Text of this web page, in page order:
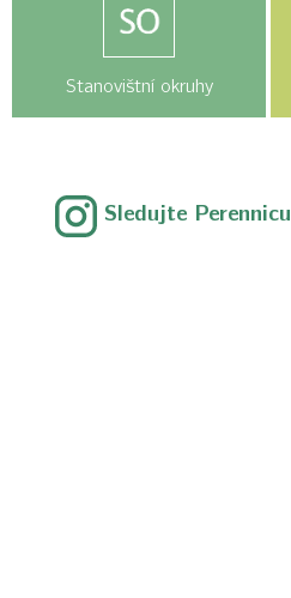
Stanovištní okruhy
Sledujte